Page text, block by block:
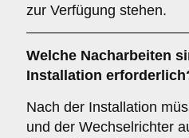
zur Verfügung stehen.
Welche Nacharbeiten
Installation
Nach der Installation
und der Wechselrichter